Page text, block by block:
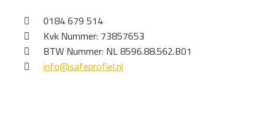
0184 679 514
Kvk Nummer: 73857653
BTW Nummer: NL 8596.88.562.B01
info@safeprofiel.nl